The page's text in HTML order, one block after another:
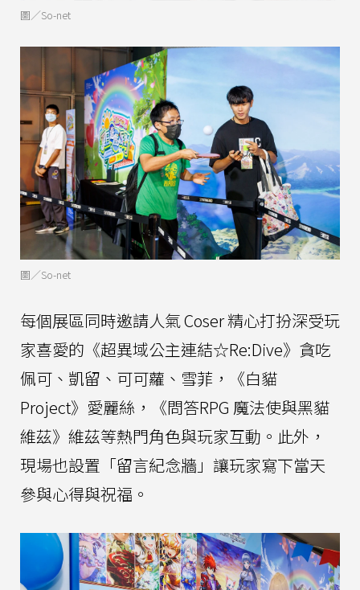
圖／So-net
圖／So-net
每個展區同時邀請人氣 Coser 精心打扮深受玩
家喜愛的《超異域公主連結☆Re:Dive》貪吃
佩可、凱留、可可蘿、雪菲，《白貓
Project》愛麗絲，《問答RPG 魔法使與黑貓
維茲》維茲等熱門角色與玩家互動。此外，
現場也設置「留言紀念牆」讓玩家寫下當天
參與心得與祝福。